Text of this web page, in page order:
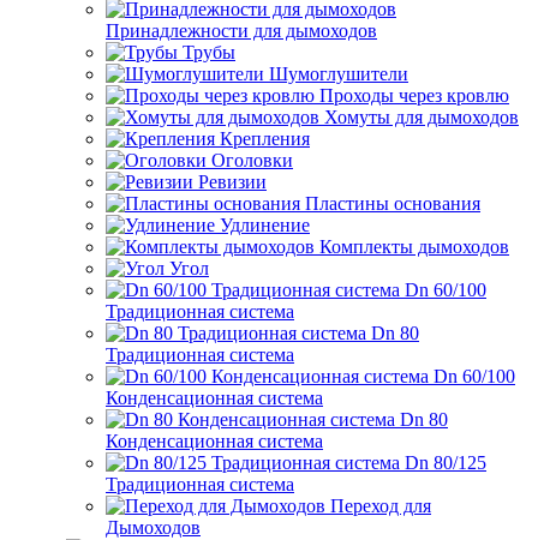
Принадлежности для дымоходов
Трубы
Шумоглушители
Проходы через кровлю
Хомуты для дымоходов
Крепления
Оголовки
Ревизии
Пластины основания
Удлинение
Комплекты дымоходов
Угол
Dn 60/100
Традиционная система
Dn 80
Традиционная система
Dn 60/100
Конденсационная система
Dn 80
Конденсационная система
Dn 80/125
Традиционная система
Переход для
Дымоходов